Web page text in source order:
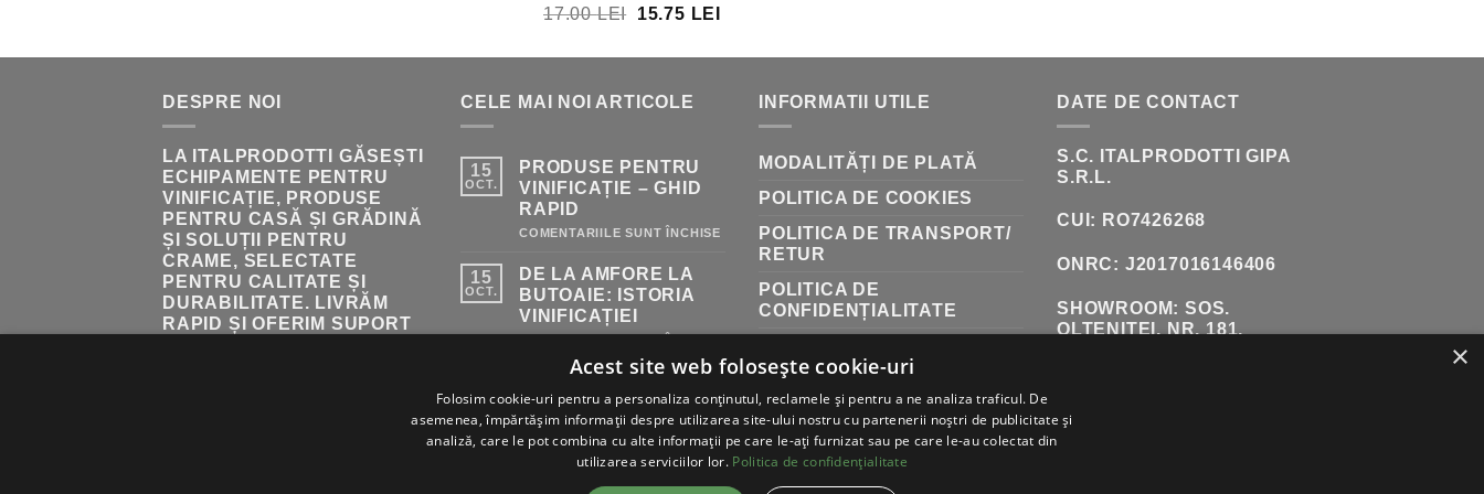
17.00LEI
PREȚUL
A
17.00 LEI.
15.75 LEI
ESTE:
236.00 LEI.
DESPRE NOI
LA ITALPRODOTTI GĂSEȘTI
ECHIPAMENTE PENTRU
VINIFICAȚIE, PRODUSE
PENTRU CASĂ ȘI GRĂDINĂ
ȘI SOLUȚII PENTRU
CRAME, SELECTATE
PENTRU CALITATE ȘI
DURABILITATE. LIVRĂM
RAPID ȘI OFERIM SUPORT
CELE MAI NOI ARTICOLE
15
OCT.
PRODUSE PENTRU
VINIFICAȚIE – GHID
RAPID
COMENTARIILE SUNT ÎNCHISE PENTRU
PRODUSE
PENTRU
RAPID
15
OCT.
DE LA AMFORE LA
BUTOAIE: ISTORIA
VINIFICAȚIEI
PENTRU
LA
LA
BUTOAIE:
ISTORIA
VINIFICAȚIEI
INFORMATII UTILE
MODALITĂȚI DE PLATĂ
POLITICA DE COOKIES
POLITICA DE TRANSPORT/
RETUR
POLITICA DE
CONFIDENȚIALITATE
TERMENI ȘI CONDIȚII
DATE DE CONTACT
S.C. ITALPRODOTTI GIPA
S.R.L.
CUI: RO7426268
ONRC: J2017016146406
SHOWROOM:SOS.
OLTENITEI, NR. 181,
TELEFON:
×
Acest site web folosește cookie-uri
Folosim cookie-uri pentru a personaliza conținutul, reclamele și pentru a ne analiza traficul. De
asemenea, împărtășim informații despre utilizarea site-ului nostru cu partenerii noștri de publicitate și
analiză, care le pot combina cu alte informații pe care le-ați furnizat sau pe care le-au colectat din
utilizarea serviciilor lor. Politica de confidențialitate